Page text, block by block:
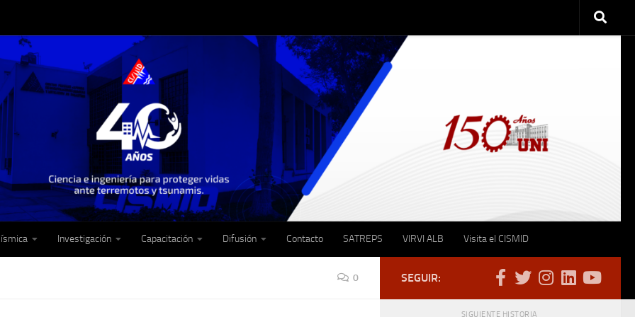
Investigación Capacitación Difusión Contacto SATREPS VIRVI ALB Visita el CISMID
0 SEGUIR:
SIGUIENTE HISTORIA